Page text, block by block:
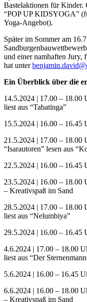
Bastelaktionen für Kinder.
“POP UP KIDSYOGA”
Yoga-Angebot).
Später im Sommer am
und einer namhaften Jury,
hat unter
Ein Überblick über die
14.5.2024 | 17.00 –
liest aus “Tabatinga”
15.5.2024 | 16.00 –
21.5.2024 | 17.00 – 18.00
“Isarautoren” lesen aus
22.5.2024 | 16.00 –
23.5.2024 | 16.00 – 18.00
– Kreativspaß im Sand
28.5.2024 | 17.00 – 18.00
liest aus “Nelumbiya”
29.5.2024 | 16.00 –
4.6.2024 | 17.00 – 18.00
liest aus “Der
5.6.2024 | 16.00 – 16.45
6.6.2024 | 16.00 – 18.00
– Kreativspaß im Sand